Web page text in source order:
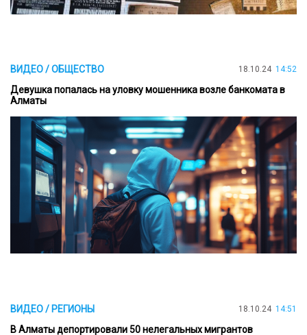
ВИДЕО / ОБЩЕСТВО 18.10.24 14:52
Девушка попалась на уловку мошенника возле банкомата в
Алматы
ВИДЕО / РЕГИОНЫ 18.10.24 14:51
В Алматы депортировали 50 нелегальных мигрантов